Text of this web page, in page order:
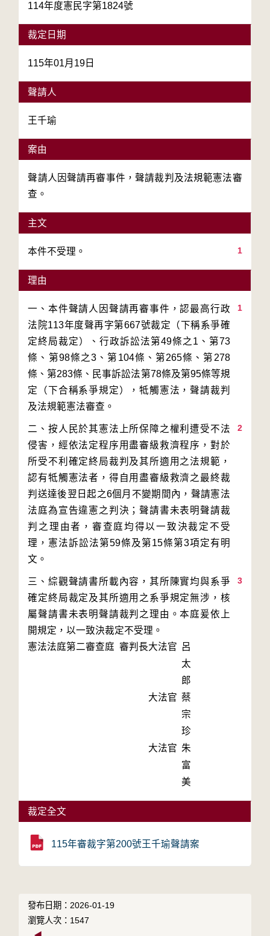
114年度憲民字第1824號
裁定日期
115年01月19日
聲請人
王千瑜
案由
聲請人因聲請再審事件，聲請裁判及法規範憲法審
查。
主文
1
本件不受理。
理由
1
一、本件聲請人因聲請再審事件，認最高行政
法院113年度聲再字第667號裁定（下稱系爭確
定終局裁定）、行政訴訟法第49條之1、第73
條、第98條之3、第104條、第265條、第278
條、第283條、民事訴訟法第78條及第95條等規
定（下合稱系爭規定），牴觸憲法，聲請裁判
2
二、按人民於其憲法上所保障之權利遭受不法
侵害，經依法定程序用盡審級救濟程序，對於
所受不利確定終局裁判及其所適用之法規範，
認有牴觸憲法者，得自用盡審級救濟之最終裁
判送達後翌日起之6個月不變期間內，聲請憲法
法庭為宣告違憲之判決；聲請書未表明聲請裁
判之理由者，審查庭均得以一致決裁定不受
理，憲法訴訟法第59條及第15條第3項定有明
3
三、綜觀聲請書所載內容，其所陳實均與系爭
確定終局裁定及其所適用之系爭規定無涉，核
屬聲請書未表明聲請裁判之理由。本庭爰依上
開規定，以一致決裁定不受理。
憲法法庭第二審查庭 審判長大法官 呂
太
郎
大法官 蔡
宗
珍
大法官 朱
富
美
裁定全文
115年審裁字第200號王千瑜聲請案
發布日期：2026-01-19
瀏覽人次：1547